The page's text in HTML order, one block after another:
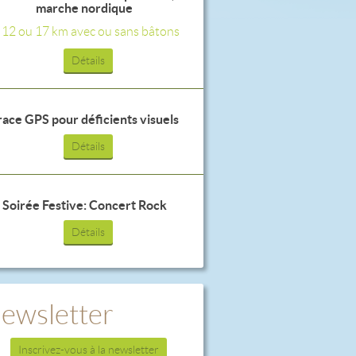
marche nordique
12 ou 17 km avec ou sans bâtons
Détails
GPS pour déficients visuels
Détails
Soirée Festive: Concert Rock
Détails
Inscrivez-vous à la newsletter